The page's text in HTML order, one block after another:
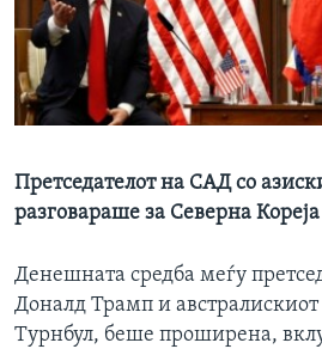
ИНТЕРВЈУА
Јазици
Претседателот на САД со
разговараше за Северна Кореја
Денешната средба меѓу
Доналд Трамп и
Турнбул, беше проширена,